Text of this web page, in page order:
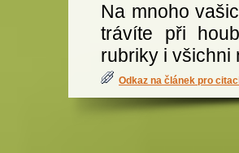
Na mnoho
trávíte při
rubriky i všichni
Odkaz na článek pro